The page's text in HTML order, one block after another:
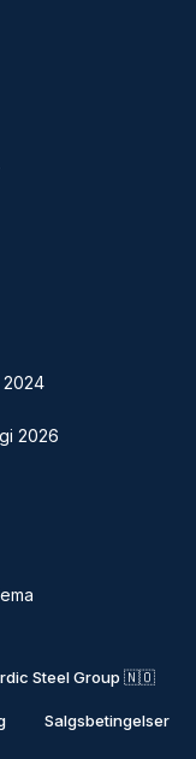
2024
2026
Steel Group 🇳🇴
Salgsbetingelser